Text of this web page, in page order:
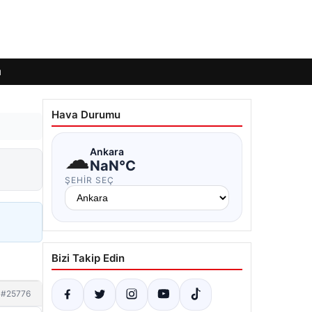
#25776
Hava Durumu
☁Ankara
NaN°C
ŞEHIR SEÇ
Bizi Takip Edin